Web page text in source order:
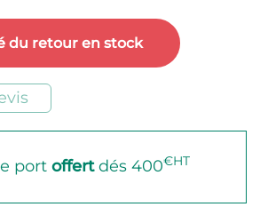
du retour en stock
port offertdés 400€HT